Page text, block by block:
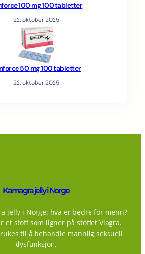
100 mg 100 tabletter
22. oktober 2025
50 mg 100 tabletter
22. oktober 2025
Kamagra jelly i Norge
jelly i Norge: hva er bedre for menn?
et stoff som ligner på stoffet Viagra.
til å behandle mannlig seksuell
dysfunksjon.